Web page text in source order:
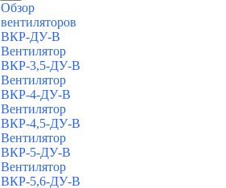
Обзор
вентиляторов
ВКР-ДУ-В
Вентилятор
ВКР-3,5-ДУ-В
Вентилятор
ВКР-4-ДУ-В
Вентилятор
ВКР-4,5-ДУ-В
Вентилятор
ВКР-5-ДУ-В
Вентилятор
ВКР-5,6-ДУ-В